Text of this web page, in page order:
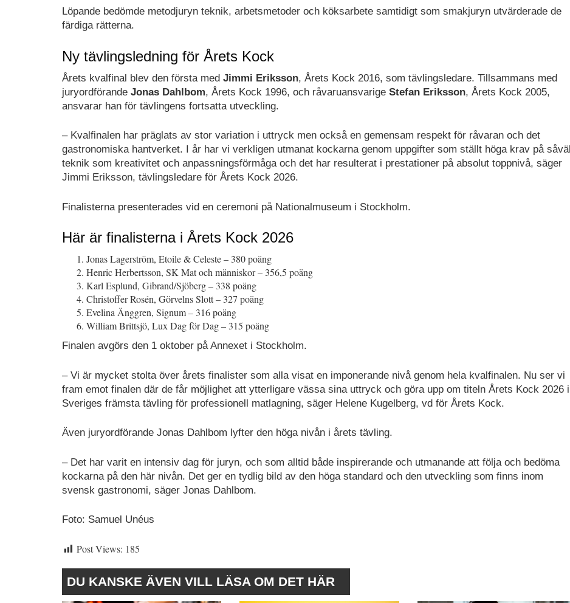
Löpande bedömde metodjuryn teknik, arbetsmetoder och köksarbete samtidigt som smakjuryn utvärderade de
färdiga rätterna.
Ny tävlingsledning för Årets Kock
Årets kvalfinal blev den första med Jimmi Eriksson, Årets Kock 2016, som tävlingsledare. Tillsammans med
juryordförande Jonas Dahlbom, Årets Kock 1996, och råvaruansvarige Stefan Eriksson, Årets Kock 2005,
ansvarar han för tävlingens fortsatta utveckling.
– Kvalfinalen har präglats av stor variation i uttryck men också en gemensam respekt för råvaran och det
gastronomiska hantverket. I år har vi verkligen utmanat kockarna genom uppgifter som ställt höga krav på såväl
teknik som kreativitet och anpassningsförmåga och det har resulterat i prestationer på absolut toppnivå, säger
Jimmi Eriksson, tävlingsledare för Årets Kock 2026.
Finalisterna presenterades vid en ceremoni på Nationalmuseum i Stockholm.
Här är finalisterna i Årets Kock 2026
Jonas Lagerström, Etoile & Celeste – 380 poäng
Henric Herbertsson, SK Mat och människor – 356,5 poäng
Karl Esplund, Gibrand/Sjöberg – 338 poäng
Christoffer Rosén, Görvelns Slott – 327 poäng
Evelina Änggren, Signum – 316 poäng
William Brittsjö, Lux Dag för Dag – 315 poäng
Finalen avgörs den 1 oktober på Annexet i Stockholm.
– Vi är mycket stolta över årets finalister som alla visat en imponerande nivå genom hela kvalfinalen. Nu ser vi
fram emot finalen där de får möjlighet att ytterligare vässa sina uttryck och göra upp om titeln Årets Kock 2026 i
Sveriges främsta tävling för professionell matlagning, säger Helene Kugelberg, vd för Årets Kock.
Även juryordförande Jonas Dahlbom lyfter den höga nivån i årets tävling.
– Det har varit en intensiv dag för juryn, och som alltid både inspirerande och utmanande att följa och bedöma
kockarna på den här nivån. Det ger en tydlig bild av den höga standard och den utveckling som finns inom
svensk gastronomi, säger Jonas Dahlbom.
Foto: Samuel Unéus
Post Views: 185
DU KANSKE ÄVEN VILL LÄSA OM DET HÄR